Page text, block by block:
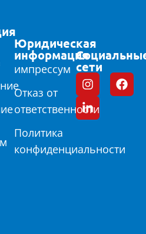
Юридическая
информация
импрессум
Отказ от
ответственности
Политика
конфиденциальности
сети